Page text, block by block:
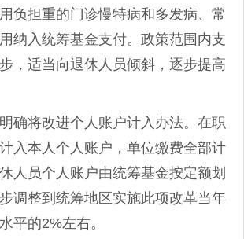
负担重的门诊慢特病和多发病、常
纳入统筹基金支付。政策范围内支
，适当向退休人员倾斜，逐步提高
确将改进个人账户计入办法。在职
入本人个人账户，单位缴费全部计
人员个人账户由统筹基金按定额划
调整到统筹地区实施此项改革当年
平的2%左右。